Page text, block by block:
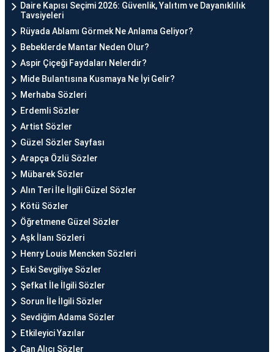
Daire Kapısı Seçimi 2026: Güvenlik, Yalıtım ve Dayanıklılık
Tavsiyeleri
Rüyada Ablamı Görmek Ne Anlama Geliyor?
Bebeklerde Mantar Neden Olur?
Aspir Çiçeği Faydaları Nelerdir?
Mide Bulantısına Kusmaya Ne İyi Gelir?
Merhaba Sözleri
Erdemli Sözler
Artist Sözler
Güzel Sözler Sayfası
Arapça Özlü Sözler
Mübarek Sözler
Alın Teri İle İlgili Güzel Sözler
Kötü Sözler
Öğretmene Güzel Sözler
Aşk İlanı Sözleri
Henry Louis Mencken Sözleri
Eski Sevgiliye Sözler
Şefkat İle İlgili Sözler
Sorun İle İlgili Sözler
Sevdiğim Adama Sözler
Etkileyici Yazılar
Can Alıcı Sözler